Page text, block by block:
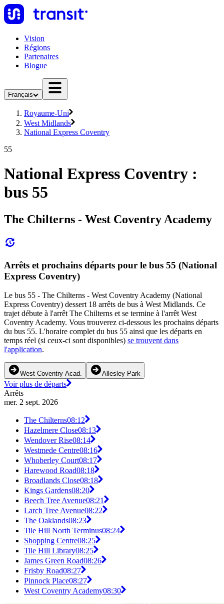
Vision
Régions
Partenaires
Blogue
Français
Royaume-Uni
West Midlands
National Express Coventry
55
National Express Coventry :
bus 55
The Chilterns - West Coventry Academy
Arrêts et prochains départs pour le bus 55 (National
Express Coventry)
Le bus 55 - The Chilterns - West Coventry Academy (National
Express Coventry) dessert 18 arrêts de bus à West Midlands. Ce
trajet débute à l'arrêt The Chilterns et se termine à l'arrêt West
Coventry Academy. Vous trouverez ci-dessous les prochains départs
du bus 55. L'horaire complet du bus 55 ainsi que les départs en
temps réel (si ceux-ci sont disponibles) se trouvent dans
l'application.
West Coventry Acad. Allesley Park
Voir plus de départs
Arrêts
mer. 2 sept. 2026
The Chilterns08:12
Hazelmere Close08:13
Wendover Rise08:14
Westmede Centre08:16
Whoberley Court08:17
Harewood Road08:18
Broadlands Close08:18
Kings Gardens08:20
Beech Tree Avenue08:21
Larch Tree Avenue08:22
The Oaklands08:23
Tile Hill North Terminus08:24
Shopping Centre08:25
Tile Hill Library08:25
James Green Road08:26
Frisby Road08:27
Pinnock Place08:27
West Coventry Academy08:30